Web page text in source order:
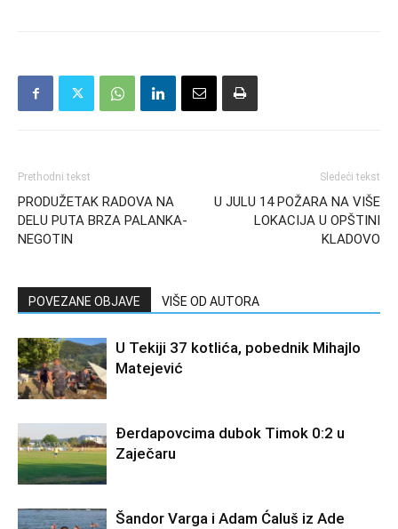
Prethodni tekst
PRODUŽETAK RADOVA NA
DELU PUTA BRZA PALANKA-
NEGOTIN
Sledeći tekst
U JULU 14 POŽARA NA VIŠE
LOKACIJA U OPŠTINI
KLADOVO
POVEZANE OBJAVE VIŠE OD AUTORA
U Tekiji 37 kotlića, pobednik Mihajlo
Matejević
Đerdapovcima dubok Timok 0:2 u
Zaječaru
Šandor Varga i Adam Ćaluš iz Ade